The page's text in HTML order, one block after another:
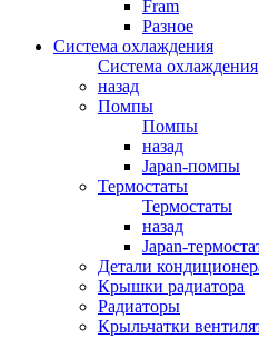
Fram
Разное
Система охлаждения
Система охлаждения
назад
Помпы
Помпы
назад
Japan-помпы
Термостаты
Термостаты
назад
Japan-
Детали
Крышки радиатора
Радиаторы
Крыльчатки